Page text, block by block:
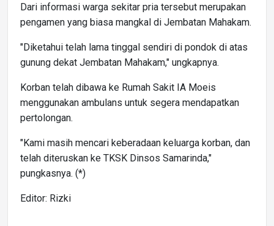
Dari informasi warga sekitar pria tersebut merupakan
pengamen yang biasa mangkal di Jembatan Mahakam.
"Diketahui telah lama tinggal sendiri di pondok di atas
gunung dekat Jembatan Mahakam," ungkapnya.
Korban telah dibawa ke Rumah Sakit IA Moeis
menggunakan ambulans untuk segera mendapatkan
pertolongan.
"Kami masih mencari keberadaan keluarga korban, dan
telah diteruskan ke TKSK Dinsos Samarinda,"
pungkasnya. (*)
Editor: Rizki